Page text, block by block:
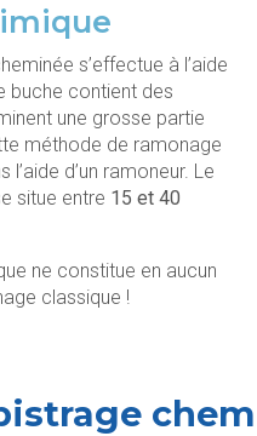
s’effectue à l’aide
buche contient des
une grosse partie
méthode de ramonage
l’aide d’un ramoneur. Le
situe entre 15 et 40
ne constitue en aucun
classique !